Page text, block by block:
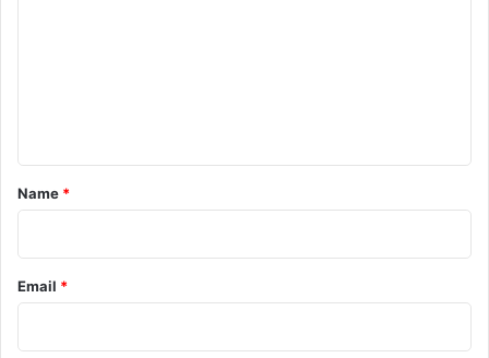
*
Name *
Email *